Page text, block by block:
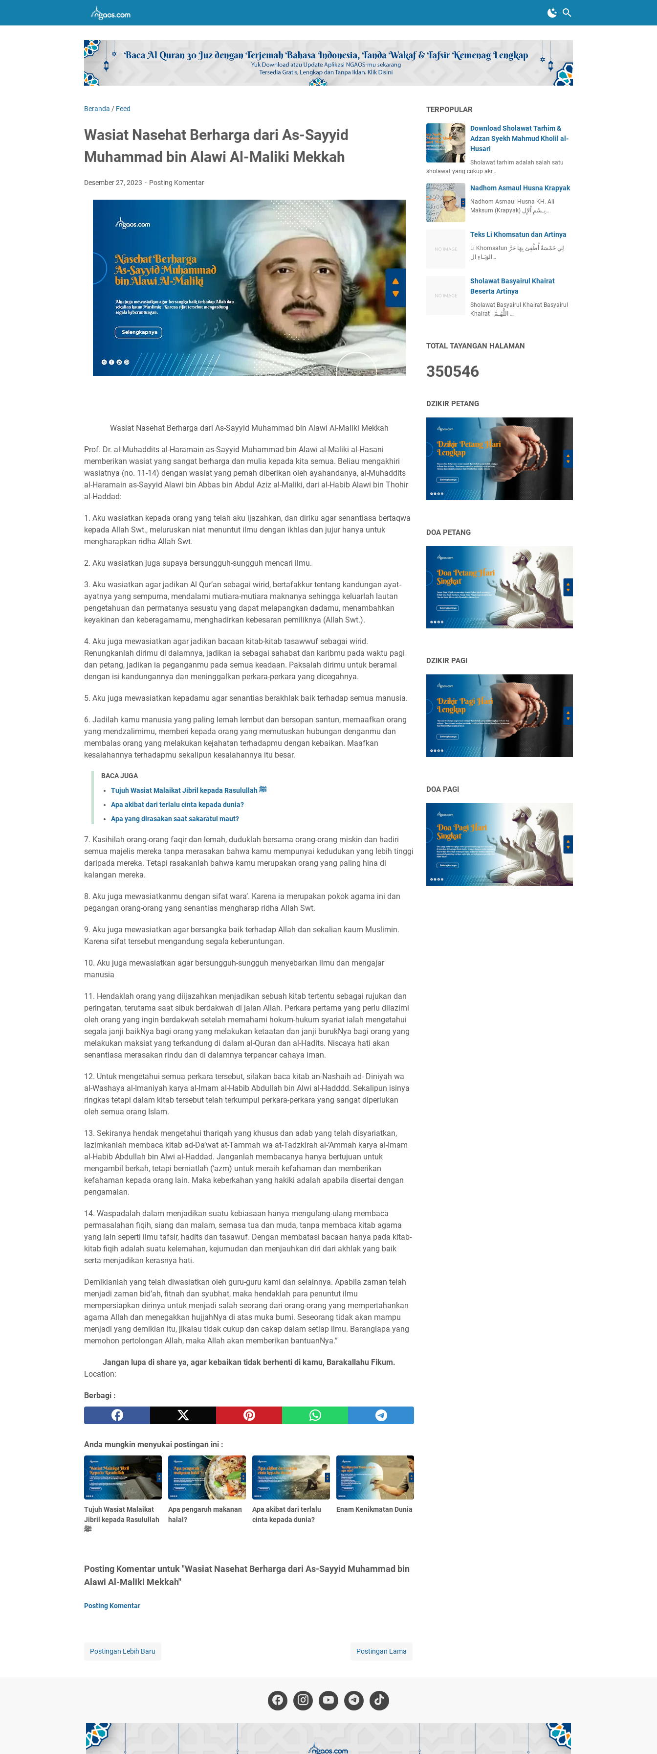
Beranda / Feed
Wasiat Nasehat Berharga dari As-Sayyid
Muhammad bin Alawi Al-Maliki Mekkah
Desember 27, 2023 Posting Komentar
Wasiat Nasehat Berharga dari As-Sayyid Muhammad bin Alawi Al-Maliki Mekkah
Prof. Dr. al-Muhaddits al-Haramain as-Sayyid Muhammad bin Alawi al-Maliki al-Hasani
memberikan wasiat yang sangat berharga dan mulia kepada kita semua. Beliau mengakhiri
wasiatnya (no. 11-14) dengan wasiat yang pernah diberikan oleh ayahandanya, al-Muhaddits
al-Haramain as-Sayyid Alawi bin Abbas bin Abdul Aziz al-Maliki, dari al-Habib Alawi bin Thohir
al-Haddad:
1. Aku wasiatkan kepada orang yang telah aku ijazahkan, dan diriku agar senantiasa bertaqwa
kepada Allah Swt., meluruskan niat menuntut ilmu dengan ikhlas dan jujur hanya untuk
mengharapkan ridha Allah Swt.
2. Aku wasiatkan juga supaya bersungguh-sungguh mencari ilmu.
3. Aku wasiatkan agar jadikan Al Qur’an sebagai wirid, bertafakkur tentang kandungan ayat-
ayatnya yang sempurna, mendalami mutiara-mutiara maknanya sehingga keluarlah lautan
pengetahuan dan permatanya sesuatu yang dapat melapangkan dadamu, menambahkan
keyakinan dan keberagamamu, menghadirkan kebesaran pemiliknya (Allah Swt.).
4. Aku juga mewasiatkan agar jadikan bacaan kitab-kitab tasawwuf sebagai wirid.
Renungkanlah dirimu di dalamnya, jadikan ia sebagai sahabat dan karibmu pada waktu pagi
dan petang, jadikan ia peganganmu pada semua keadaan. Paksalah dirimu untuk beramal
dengan isi kandungannya dan meninggalkan perkara-perkara yang dicegahnya.
5. Aku juga mewasiatkan kepadamu agar senantias berakhlak baik terhadap semua manusia.
6. Jadilah kamu manusia yang paling lemah lembut dan bersopan santun, memaafkan orang
yang mendzalimimu, memberi kepada orang yang memutuskan hubungan denganmu dan
membalas orang yang melakukan kejahatan terhadapmu dengan kebaikan. Maafkan
kesalahannya terhadapmu sekalipun kesalahannya itu besar.
BACA JUGA
Tujuh Wasiat Malaikat Jibril kepada Rasulullah ﷺ
Apa akibat dari terlalu cinta kepada dunia?
Apa yang dirasakan saat sakaratul maut?
7. Kasihilah orang-orang faqir dan lemah, duduklah bersama orang-orang miskin dan hadiri
semua majelis mereka tanpa merasakan bahwa kamu mempunyai kedudukan yang lebih tinggi
daripada mereka. Tetapi rasakanlah bahwa kamu merupakan orang yang paling hina di
kalangan mereka.
8. Aku juga mewasiatkanmu dengan sifat wara’. Karena ia merupakan pokok agama ini dan
pegangan orang-orang yang senantias mengharap ridha Allah Swt.
9. Aku juga mewasiatkan agar bersangka baik terhadap Allah dan sekalian kaum Muslimin.
Karena sifat tersebut mengandung segala keberuntungan.
10. Aku juga mewasiatkan agar bersungguh-sungguh menyebarkan ilmu dan mengajar
manusia
11. Hendaklah orang yang diijazahkan menjadikan sebuah kitab tertentu sebagai rujukan dan
peringatan, terutama saat sibuk berdakwah di jalan Allah. Perkara pertama yang perlu dilazimi
oleh orang yang ingin berdakwah setelah memahami hokum-hukum syariat ialah mengetahui
segala janji baikNya bagi orang yang melakukan ketaatan dan janji burukNya bagi orang yang
melakukan maksiat yang terkandung di dalam al-Quran dan al-Hadits. Niscaya hati akan
senantiasa merasakan rindu dan di dalamnya terpancar cahaya iman.
12. Untuk mengetahui semua perkara tersebut, silakan baca kitab an-Nashaih ad- Diniyah wa
al-Washaya al-Imaniyah karya al-Imam al-Habib Abdullah bin Alwi al-Hadddd. Sekalipun isinya
ringkas tetapi dalam kitab tersebut telah terkumpul perkara-perkara yang sangat diperlukan
oleh semua orang Islam.
13. Sekiranya hendak mengetahui thariqah yang khusus dan adab yang telah disyariatkan,
lazimkanlah membaca kitab ad-Da’wat at-Tammah wa at-Tadzkirah al-‘Ammah karya al-Imam
al-Habib Abdullah bin Alwi al-Haddad. Janganlah membacanya hanya bertujuan untuk
mengambil berkah, tetapi berniatlah (‘azm) untuk meraih kefahaman dan memberikan
kefahaman kepada orang lain. Maka keberkahan yang hakiki adalah apabila disertai dengan
pengamalan.
14. Waspadalah dalam menjadikan suatu kebiasaan hanya mengulang-ulang membaca
permasalahan fiqih, siang dan malam, semasa tua dan muda, tanpa membaca kitab agama
yang lain seperti ilmu tafsir, hadits dan tasawuf. Dengan membatasi bacaan hanya pada kitab-
kitab fiqih adalah suatu kelemahan, kejumudan dan menjauhkan diri dari akhlak yang baik
serta menjadikan kerasnya hati.
Demikianlah yang telah diwasiatkan oleh guru-guru kami dan selainnya. Apabila zaman telah
menjadi zaman bid’ah, fitnah dan syubhat, maka hendaklah para penuntut ilmu
mempersiapkan dirinya untuk menjadi salah seorang dari orang-orang yang mempertahankan
agama Allah dan menegakkan hujjahNya di atas muka bumi. Seseorang tidak akan mampu
menjadi yang demikian itu, jikalau tidak cukup dan cakap dalam setiap ilmu. Barangiapa yang
memohon pertolongan Allah, maka Allah akan memberikan bantuanNya.”
Jangan lupa di share ya, agar kebaikan tidak berhenti di kamu, Barakallahu Fikum.
Location:
Berbagi :
Anda mungkin menyukai postingan ini :
Tujuh Wasiat Malaikat
Jibril kepada Rasulullah
ﷺ
Apa pengaruh makanan
halal?
Apa akibat dari terlalu
cinta kepada dunia?
Enam Kenikmatan Dunia
Posting Komentar untuk "Wasiat Nasehat Berharga dari As-Sayyid Muhammad bin
Alawi Al-Maliki Mekkah"
Posting Komentar
Postingan Lebih Baru Postingan Lama
TERPOPULAR
Download Sholawat Tarhim &
Adzan Syekh Mahmud Kholil al-
Husari
Sholawat tarhim adalah salah satu
sholawat yang cukup akr…
Nadhom Asmaul Husna Krapyak
Nadhom Asmaul Husna KH. Ali
Maksum (Krapyak) بِـسْمِ اْلإِل…
Teks Li Khomsatun dan Artinya
Li Khomsatun لِي خَمْسَةٌ أُطْفِئ بِهَا حَرَّ
الوَبَـاءِ ال…
Sholawat Basyairul Khairat
Beserta Artinya
Sholawat Basyairul Khairat Basyairul
Khairat اللَّهُـمَّ …
TOTAL TAYANGAN HALAMAN
350546
DZIKIR PETANG
DOA PETANG
DZIKIR PAGI
DOA PAGI